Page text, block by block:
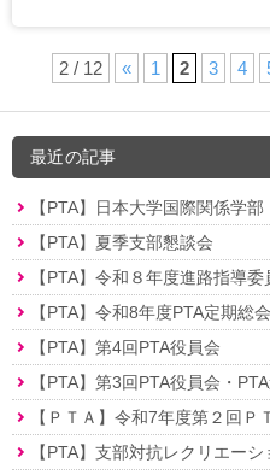
2 / 12 « 1 2 3 4
最近の記事
【PTA】日本大学国際関係学
【PTA】夏季支部懇談会
【PTA】令和８年度進路指導
【PTA】令和8年度PTA定期総
【PTA】第4回PTA役員会
【PTA】第3回PTA役員会・
【ＰＴＡ】令和7年度第２回Ｐ
【PTA】支部対抗レクリエーシ